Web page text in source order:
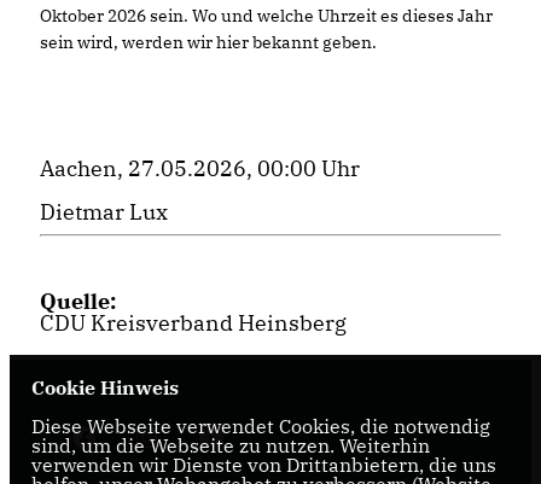
Oktober 2026 sein. Wo und welche Uhrzeit es dieses Jahr
sein wird, werden wir hier bekannt geben.
Aachen, 27.05.2026, 00:00 Uhr
Dietmar Lux
Quelle:
CDU Kreisverband Heinsberg
Cookie Hinweis
Diese Webseite verwendet Cookies, die notwendig
sind, um die Webseite zu nutzen. Weiterhin
verwenden wir Dienste von Drittanbietern, die uns